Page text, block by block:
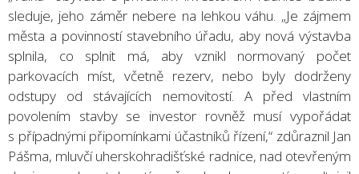
sleduje, jeho záměr nebere na lehkou váhu. „Je zájmem
města a povinností stavebního úřadu, aby nová výstavba
splnila, co splnit má, aby vznikl normovaný počet
parkovacích míst, včetně rezerv, nebo byly dodrženy
odstupy od stávajících nemovitostí. A před vlastním
povolením stavby se investor rovněž musí vypořádat
s případnými připomínkami účastníků řízení,“ zdůraznil Jan
Pášma, mluvčí uherskohradišťské radnice, nad otevřeným